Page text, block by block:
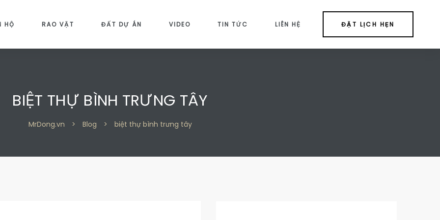
HỘ RAO VẶT ĐẤT DỰ ÁN VIDEO TIN TỨC LIÊN HỆ ĐẶT LỊCH HẸN
BIỆT THỰ BÌNH TRƯNG TÂY
MrDong.vn > Blog > biệt thự bình trưng tây